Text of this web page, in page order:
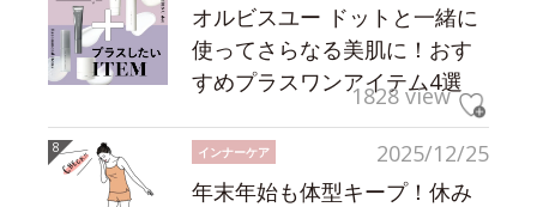
オルビスユー ドットと一緒に
使ってさらなる美肌に！おす
すめプラスワンアイテム4選
1828 view
2025/12/25
インナーケア
年末年始も体型キープ！休み